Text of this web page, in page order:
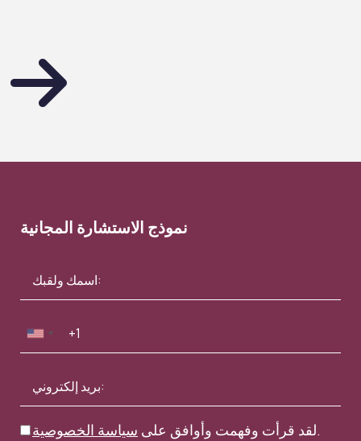
نموذج الاستشارة المجانية
لقد قرأت وفهمت وأوافق على سياسة الخصوصية
.